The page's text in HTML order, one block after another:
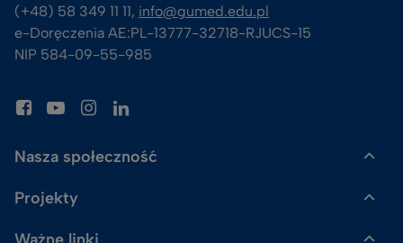
(+48) 58 349 11 11, info@gumed.edu.pl
e-Doręczenia AE:PL-13777-32718-RJUCS-15
NIP 584-09-55-985
Nasza społeczność
Gazeta GUMed
Projekty